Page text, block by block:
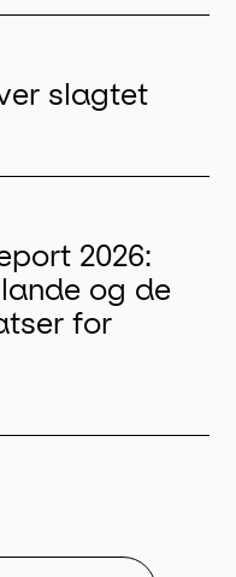
slagtet
2026:
og de
for